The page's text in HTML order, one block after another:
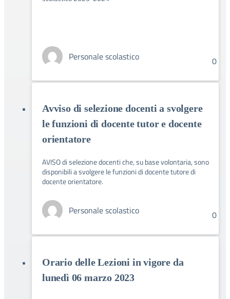
Personale scolastico 0
Avviso di selezione docenti a svolgere
le funzioni di docente tutor e docente
orientatore
AVISO di selezione docenti che, su base volontaria, sono
disponibili a svolgere le funzioni di docente tutore di
docente orientatore.
Personale scolastico 0
Orario delle Lezioni in vigore da
lunedì 06 marzo 2023